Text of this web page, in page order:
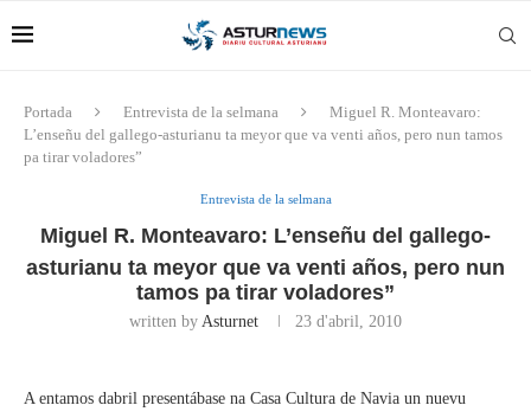
Portada Entrevista de la selmana
Miguel R. Monteavaro:
L’enseñu del gallego-asturianu ta meyor que va venti años, pero nun tamos
pa tirar voladores”
Entrevista de la selmana
Miguel R. Monteavaro: L’enseñu del gallego-
asturianu ta meyor que va venti años, pero nun
tamos pa tirar voladores”
written by Asturnet 23 d'abril, 2010
A entamos dabril presentábase na Casa Cultura de Navia un nuevu